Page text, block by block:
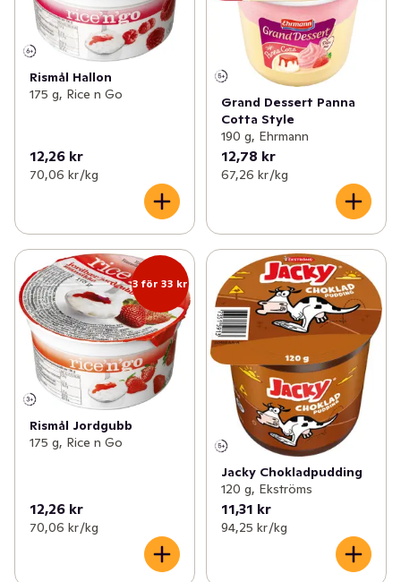
Rismål Hallon
175 g, Rice n Go
12,26 kr
70,06 kr /kg
Grand Dessert Panna
Cotta Style
190 g, Ehrmann
12,78 kr
67,26 kr /kg
3 för 33 kr
Rismål Jordgubb
175 g, Rice n Go
12,26 kr
70,06 kr /kg
Jacky Chokladpudding
120 g, Ekströms
11,31 kr
94,25 kr /kg